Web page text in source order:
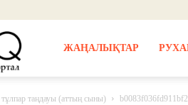
ЖАҢАЛЫҚТАР
таңдауы (аттың сыны)